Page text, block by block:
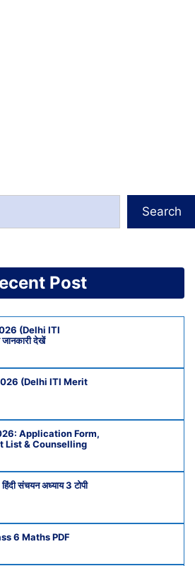
Search
Post
(Delhi ITI
देखें
2026 (Delhi ITI Merit
Application Form,
List & Counselling
संचयन अध्याय 3 टोपी
6 Maths PDF